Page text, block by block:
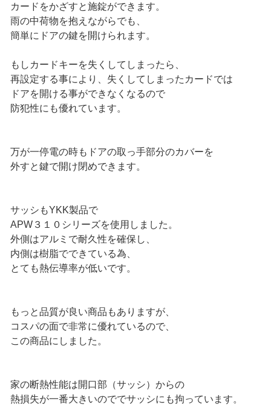
カードをかざすと施錠ができます。
雨の中荷物を抱えながらでも、
簡単にドアの鍵を開けられます。
もしカードキーを失くしてしまったら、
再設定する事により、失くしてしまったカードでは
ドアを開ける事ができなくなるので
防犯性にも優れています。
万が一停電の時もドアの取っ手部分のカバーを
外すと鍵で開け閉めできます。
サッシもYKK製品で
APW３１０シリーズを使用しました。
外側はアルミで耐久性を確保し、
内側は樹脂でできている為、
とても熱伝導率が低いです。
もっと品質が良い商品もありますが、
コスパの面で非常に優れているので、
この商品にしました。
家の断熱性能は開口部（サッシ）からの
熱損失が一番大きいのででサッシにも拘っています。